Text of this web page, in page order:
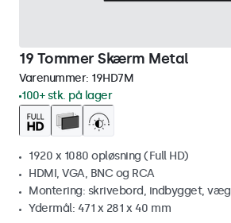
19 Tommer Skærm Metal
Varenummer: 19HD7M
100+ stk. på lager
1920 x 1080 opløsning (Full HD)
HDMI, VGA, BNC og RCA
Montering: skrivebord, indbygget, væg
Ydermål: 471 x 281 x 40 mm